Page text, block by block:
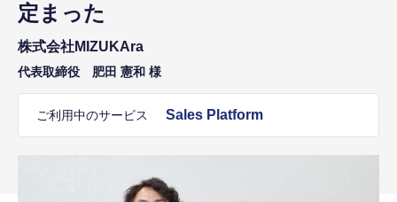
定まった
株式会社MIZUKAra
代表取締役 肥田 憲和 様
ご利用中のサービス Sales Platform